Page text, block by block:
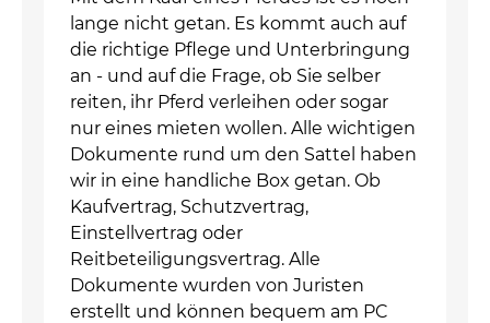
lange nicht getan. Es kommt auch auf
die richtige Pflege und Unterbringung
an - und auf die Frage, ob Sie selber
reiten, ihr Pferd verleihen oder sogar
nur eines mieten wollen. Alle wichtigen
Dokumente rund um den Sattel haben
wir in eine handliche Box getan. Ob
Kaufvertrag, Schutzvertrag,
Einstellvertrag oder
Reitbeteiligungsvertrag. Alle
Dokumente wurden von Juristen
erstellt und können bequem am PC